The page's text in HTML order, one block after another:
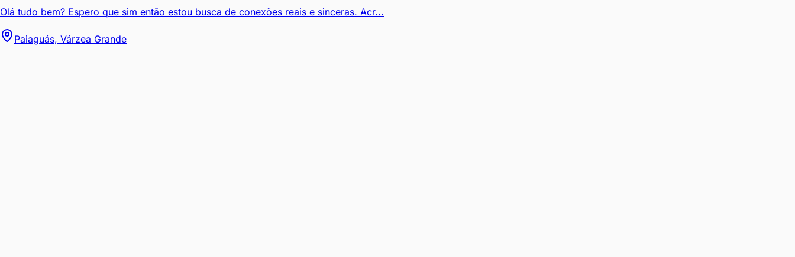
Olá tudo bem? Espero que sim então estou busca de conexões reais e sinceras. Acr...
Paiaguás, Várzea Grande